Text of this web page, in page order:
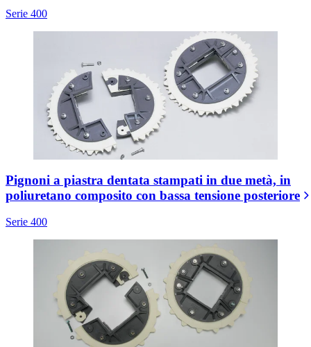
Serie 400
Pignoni a piastra dentata stampati in due metà, in
poliuretano composito con bassa tensione posteriore
Serie 400